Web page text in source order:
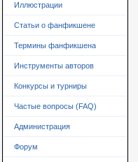
Иллюстрации
Статьи о фанфикшене
Термины фанфикшена
Инструменты авторов
Конкурсы и турниры
Частые вопросы (FAQ)
Администрация
Форум